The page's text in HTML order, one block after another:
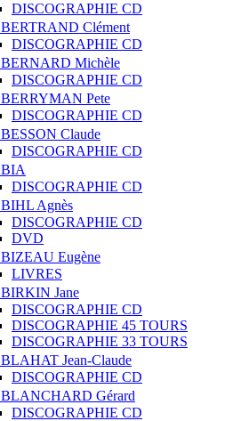
DISCOGRAPHIE CD
BERTRAND Clément
DISCOGRAPHIE CD
BERNARD Michèle
DISCOGRAPHIE CD
BERRYMAN Pete
DISCOGRAPHIE CD
BESSON Claude
DISCOGRAPHIE CD
BIA
DISCOGRAPHIE CD
BIHL Agnès
DISCOGRAPHIE CD
DVD
BIZEAU Eugène
LIVRES
BIRKIN Jane
DISCOGRAPHIE CD
DISCOGRAPHIE 45 TOURS
DISCOGRAPHIE 33 TOURS
BLAHAT Jean-Claude
DISCOGRAPHIE CD
BLANCHARD Gérard
DISCOGRAPHIE CD